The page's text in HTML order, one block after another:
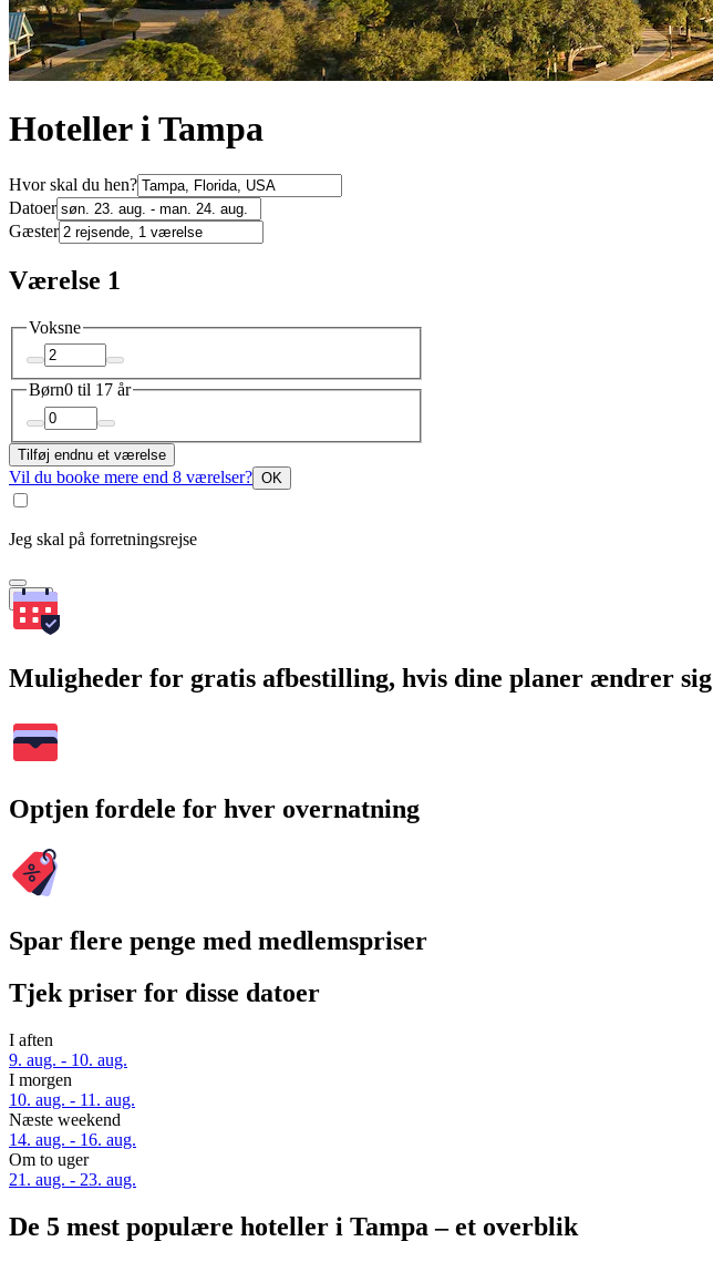
Hoteller i Tampa
Hvor skal du hen?
Datoer
Gæster
Værelse 1
Voksne
Børn0 til 17 år
Tilføj endnu et værelse
Vil du booke mere end 8 værelser? OK
Jeg skal på forretningsrejse
Søg
Muligheder for gratis afbestilling, hvis dine planer ændrer sig
Optjen fordele for hver overnatning
Spar flere penge med medlemspriser
Tjek priser for disse datoer
I aften
9. aug. - 10. aug.
I morgen
10. aug. - 11. aug.
Næste weekend
14. aug. - 16. aug.
Om to uger
21. aug. - 23. aug.
De 5 mest populære hoteller i Tampa – et overblik